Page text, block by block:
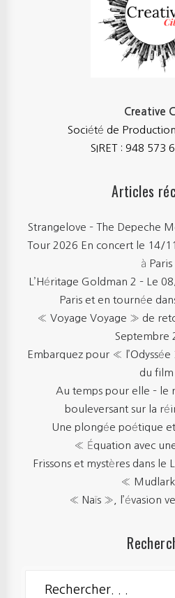
Creative
Société de
SIRET : 948 573
Articles
Strangelove – The Depeche
Tour 2026 En concert le 14/
à Paris
L’Héritage Goldman 2 – Le
Paris et en tournée
« Voyage Voyage » de
Septembre
Embarquez pour «
du film
Au temps pour elle – le
bouleversant sur la
Une plongée poétique
« Équation avec
Frissons et mystères dans le
«
« Naïs », l’évasion